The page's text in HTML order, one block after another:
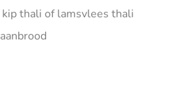
thali of lamsvlees thali